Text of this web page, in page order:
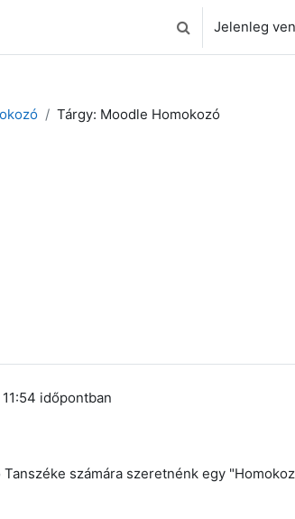
KeresésiJelenleg
Tárgy: Moodle Homokozó
időpontban
számára szeretnénk egy